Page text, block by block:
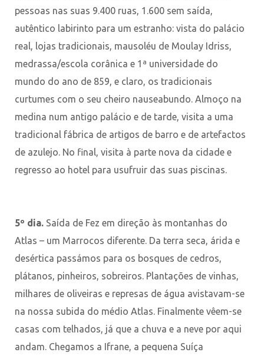
pessoas nas suas 9.400 ruas, 1.600 sem saída,
autêntico labirinto para um estranho: vista do palácio
real, lojas tradicionais, mausoléu de Moulay Idriss,
medrassa/escola corânica e 1ª universidade do
mundo do ano de 859, e claro, os tradicionais
curtumes com o seu cheiro nauseabundo. Almoço na
medina num antigo palácio e de tarde, visita a uma
tradicional fábrica de artigos de barro e de artefactos
de azulejo. No final, visita à parte nova da cidade e
regresso ao hotel para usufruir das suas piscinas.
5º dia. Saída de Fez em direção às montanhas do
Atlas – um Marrocos diferente. Da terra seca, árida e
desértica passámos para os bosques de cedros,
plátanos, pinheiros, sobreiros. Plantações de vinhas,
milhares de oliveiras e represas de água avistavam-se
na nossa subida do médio Atlas. Finalmente vêem-se
casas com telhados, já que a chuva e a neve por aqui
andam. Chegamos a Ifrane, a pequena Suíça